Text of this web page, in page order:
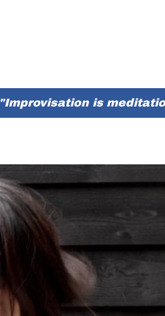
"Improvisation is